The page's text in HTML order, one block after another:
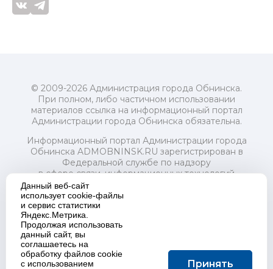
© 2009-2026 Администрация города Обнинска.
При полном, либо частичном использовании
материалов ссылка на информационный портал
Администрации города Обнинска обязательна.
Информационный портал Администрации города
Обнинска ADMOBNINSK.RU зарегистрирован в
Федеральной службе по надзору
в сфере связи, информационных технологий
и массовых коммуникаций (Роскомнадзор) 24 июля
2018 года.
Свидетельство о регистрации Эл № ФС77-73321
Учредитель: Администрация (исполнительно-
распорядительный орган) городского округа "Город
Обнинск". Главный редактор: Байкова Е.А.
Адрес электронной почты Редакции:
Данный веб-сайт
использует cookie-файлы
и сервис статистики
Яндекс.Метрика.
Продолжая использовать
данный сайт, вы
соглашаетесь на
обработку файлов cookie
с использованием
Принять